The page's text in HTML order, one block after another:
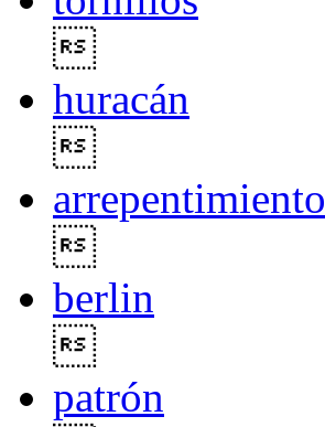
huracán
arrepentimiento
berlin
patrón